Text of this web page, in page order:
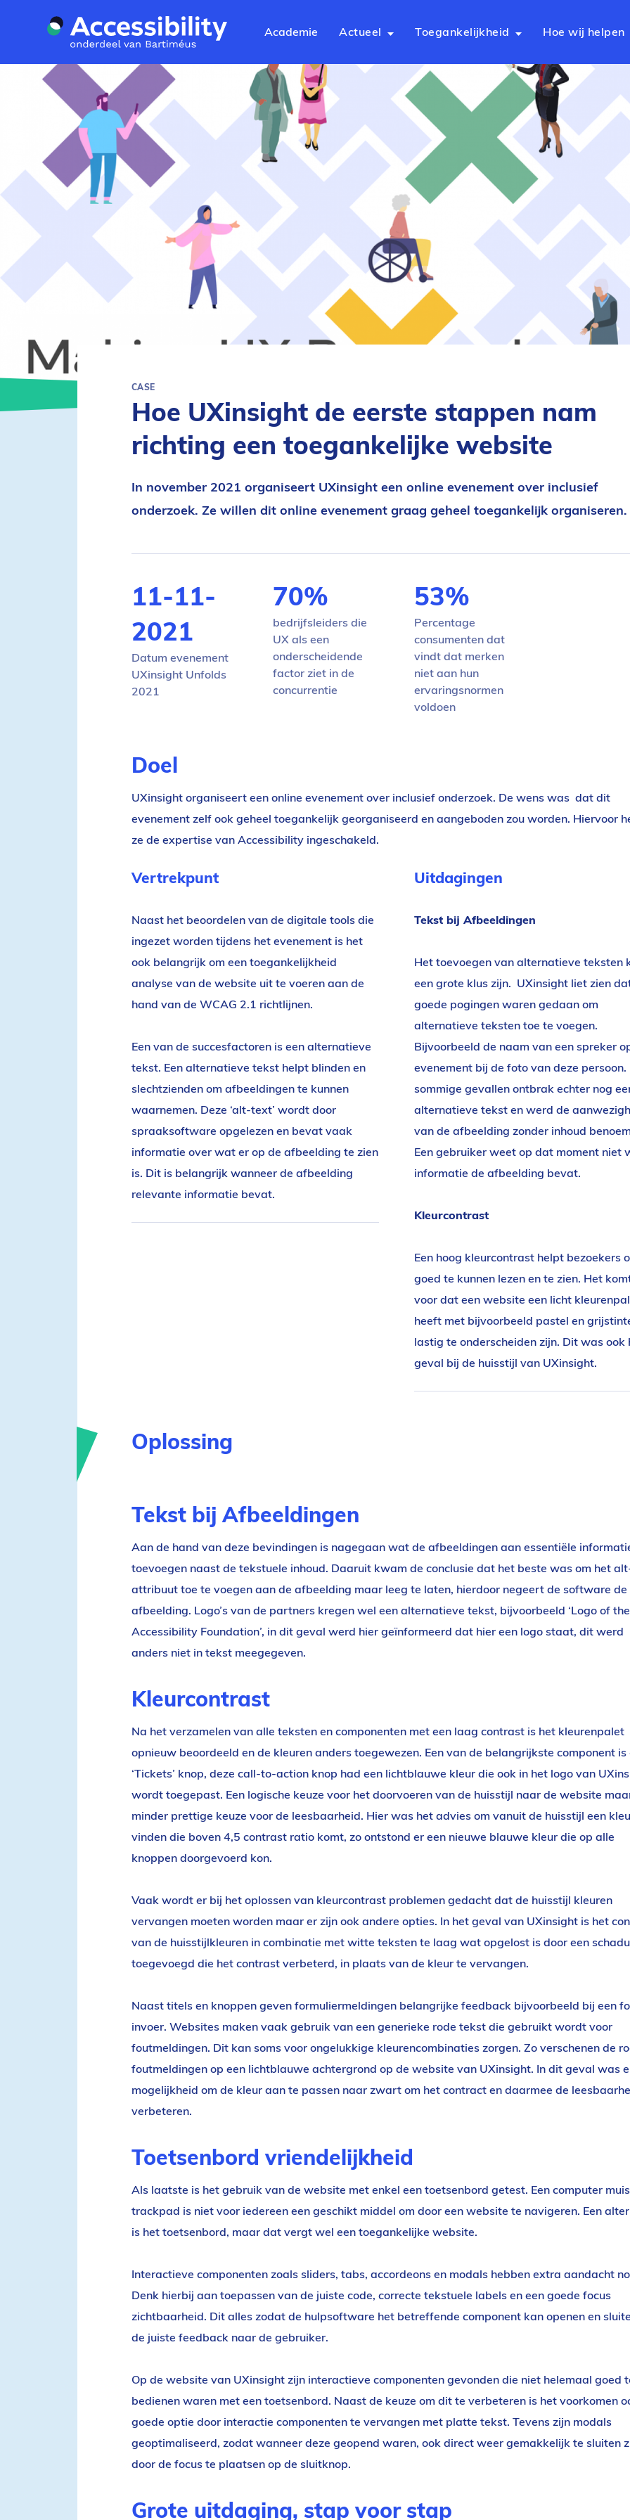
Naar hoofdinhoud
Academie
Actueel Toegankelijkheid Hoe wij helpen
Hoe UXinsight de eerste stappen nam
richting een toegankelijke website
CASE​
In november 2021 organiseert UXinsight een online evenement over inclusief
onderzoek. Ze willen dit online evenement graag geheel toegankelijk organiseren.
Datum evenement
UXinsight Unfolds
2021
11-11-
2021
bedrijfsleiders die
UX als een
onderscheidende
factor ziet in de
concurrentie
70%
Percentage
consumenten dat
vindt dat merken
niet aan hun
ervaringsnormen
voldoen
53%
Doel
UXinsight organiseert een online evenement over inclusief onderzoek. De wens was dat dit
evenement zelf ook geheel toegankelijk georganiseerd en aangeboden zou worden. Hiervoor
ze de expertise van Accessibility ingeschakeld.
Vertrekpunt
Naast het beoordelen van de digitale tools die
ingezet worden tijdens het evenement is het
ook belangrijk om een toegankelijkheid
analyse van de website uit te voeren aan de
hand van de WCAG 2.1 richtlijnen.
Een van de succesfactoren is een alternatieve
tekst. Een alternatieve tekst helpt blinden en
slechtzienden om afbeeldingen te kunnen
waarnemen. Deze ‘alt-text’ wordt door
spraaksoftware opgelezen en bevat vaak
informatie over wat er op de afbeelding te zien
is. Dit is belangrijk wanneer de afbeelding
relevante informatie bevat.
Uitdagingen
Tekst bij Afbeeldingen
Het toevoegen van alternatieve teksten
een grote klus zijn. UXinsight liet zien
goede pogingen waren gedaan om
alternatieve teksten toe te voegen.
Bijvoorbeeld de naam van een spreker
evenement bij de foto van deze persoon.
sommige gevallen ontbrak echter nog
alternatieve tekst en werd de
van de afbeelding zonder inhoud
Een gebruiker weet op dat moment niet
informatie de afbeelding bevat.
Kleurcontrast
Een hoog kleurcontrast helpt bezoekers
goed te kunnen lezen en te zien. Het
voor dat een website een licht
heeft met bijvoorbeeld pastel en
lastig te onderscheiden zijn. Dit was ook
geval bij de huisstijl van UXinsight.
Oplossing
Tekst bij Afbeeldingen
Aan de hand van deze bevindingen is nagegaan wat de afbeeldingen aan essentiële
toevoegen naast de tekstuele inhoud. Daaruit kwam de conclusie dat het beste was om het
attribuut toe te voegen aan de afbeelding maar leeg te laten, hierdoor negeert de software de
afbeelding. Logo’s van de partners kregen wel een alternatieve tekst, bijvoorbeeld ‘Logo of the
Accessibility Foundation’, in dit geval werd hier geïnformeerd dat hier een logo staat, dit werd
anders niet in tekst meegegeven.
Kleurcontrast
Na het verzamelen van alle teksten en componenten met een laag contrast is het kleurenpalet
opnieuw beoordeeld en de kleuren anders toegewezen. Een van de belangrijkste component is
‘Tickets’ knop, deze call-to-action knop had een lichtblauwe kleur die ook in het logo van
wordt toegepast. Een logische keuze voor het doorvoeren van de huisstijl naar de website
minder prettige keuze voor de leesbaarheid. Hier was het advies om vanuit de huisstijl een
vinden die boven 4,5 contrast ratio komt, zo ontstond er een nieuwe blauwe kleur die op alle
knoppen doorgevoerd kon.
Vaak wordt er bij het oplossen van kleurcontrast problemen gedacht dat de huisstijl kleuren
vervangen moeten worden maar er zijn ook andere opties. In het geval van UXinsight is het
van de huisstijlkleuren in combinatie met witte teksten te laag wat opgelost is door een
toegevoegd die het contrast verbeterd, in plaats van de kleur te vervangen.
Naast titels en knoppen geven formuliermeldingen belangrijke feedback bijvoorbeeld bij een
invoer. Websites maken vaak gebruik van een generieke rode tekst die gebruikt wordt voor
foutmeldingen. Dit kan soms voor ongelukkige kleurencombinaties zorgen. Zo verschenen de
foutmeldingen op een lichtblauwe achtergrond op de website van UXinsight. In dit geval was
mogelijkheid om de kleur aan te passen naar zwart om het contract en daarmee de
verbeteren.
Toetsenbord vriendelijkheid
Als laatste is het gebruik van de website met enkel een toetsenbord getest. Een computer
trackpad is niet voor iedereen een geschikt middel om door een website te navigeren. Een
is het toetsenbord, maar dat vergt wel een toegankelijke website.
Interactieve componenten zoals sliders, tabs, accordeons en modals hebben extra aandacht
Denk hierbij aan toepassen van de juiste code, correcte tekstuele labels en een goede focus
zichtbaarheid. Dit alles zodat de hulpsoftware het betreffende component kan openen en
de juiste feedback naar de gebruiker.
Op de website van UXinsight zijn interactieve componenten gevonden die niet helemaal goed
bedienen waren met een toetsenbord. Naast de keuze om dit te verbeteren is het voorkomen
goede optie door interactie componenten te vervangen met platte tekst. Tevens zijn modals
geoptimaliseerd, zodat wanneer deze geopend waren, ook direct weer gemakkelijk te sluiten
door de focus te plaatsen op de sluitknop.
Grote uitdaging, stap voor stap